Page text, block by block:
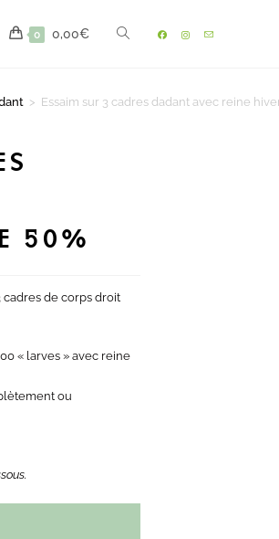
0 0,00€
> Essaim sur 3 cadres dadant avec reine
50%
cadres de corps droit
« larves » avec reine
ou